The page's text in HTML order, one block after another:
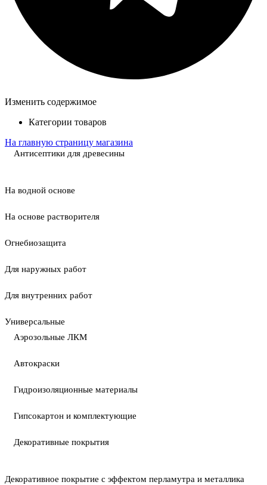
Изменить содержимое
Категории товаров
На главную страницу магазина
Антисептики для древесины
На водной основе
На основе растворителя
Огнебиозащита
Для наружных работ
Для внутренних работ
Универсальные
Аэрозольные ЛКМ
Автокраски
Гидроизоляционные материалы
Гипсокартон и комплектующие
Декоративные покрытия
Декоративное покрытие с эффектом перламутра и металлика